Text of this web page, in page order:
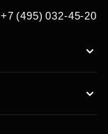
+7 (495) 032-45-20